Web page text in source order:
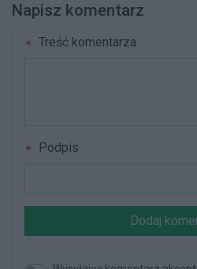
Napisz komentarz
Treść komentarza
Podpis
Dodaj